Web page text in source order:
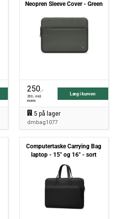
Neopren Sleeve Cover - Green
250,-
200,- excl.
moms
Læg i kurven
5 på lager
dmbag1077
Computertaske Carrying Bag
laptop - 15" og 16" - sort